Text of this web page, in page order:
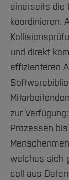
einerseits die
koordinieren.
und direkt
effizienteren
zur
Prozessen
welches sich
soll aus